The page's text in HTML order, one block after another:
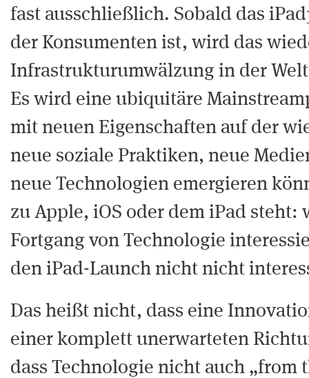
fast ausschließlich. Sobald das
der Konsumenten ist, wird das
Infrastrukturumwälzung in der
Es wird eine ubiquitäre
mit neuen Eigenschaften auf der
neue soziale Praktiken, neue
neue Technologien emergieren
zu Apple, iOS oder dem iPad steht:
Fortgang von Technologie
den iPad-Launch nicht nicht
Das heißt nicht, dass eine
einer komplett unerwarteten
dass Technologie nicht auch „from